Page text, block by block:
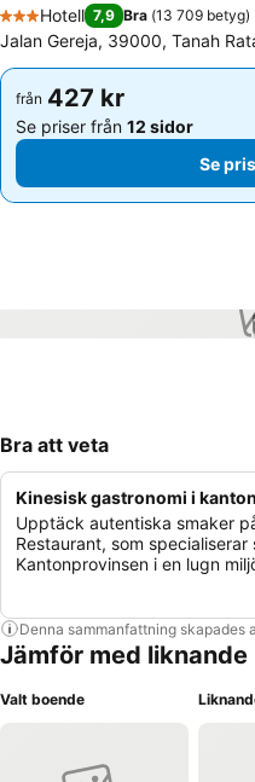
3 Stjärnor
Hotell 7,9 Bra (13 709 betyg)
Jalan Gereja, 39000, Tanah
från 427 kr
Se priser från 12 sidor
Se
från 427 kr
Se priser från 12 sidor
Se
Bra att veta
Kinesisk gastronomi i
Upptäck autentiska smaker
Restaurant, som
Kantonprovinsen i en lugn
Denna sammanfattning skapades
Jämför med liknande
Valt boende